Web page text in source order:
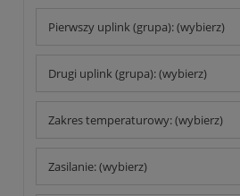
Pierwszy uplink (grupa): (wybierz)
Drugi uplink (grupa): (wybierz)
Zakres temperaturowy: (wybierz)
Zasilanie: (wybierz)